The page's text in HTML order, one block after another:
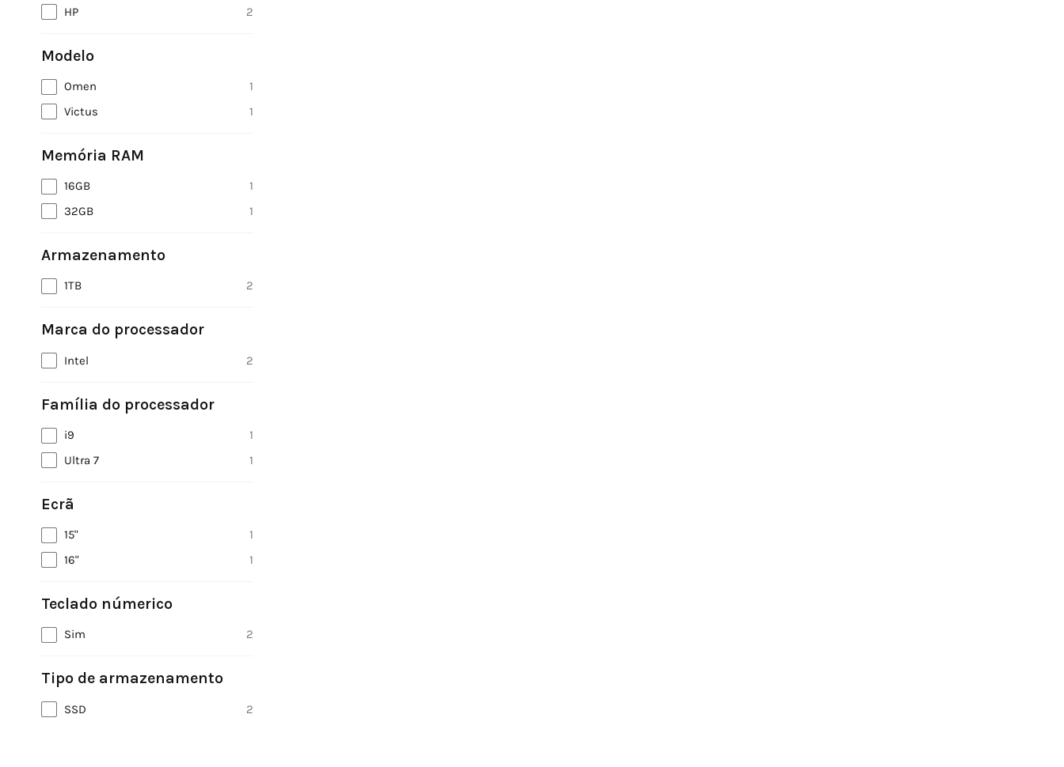
HP 2
Modelo
Omen
1
Victus
1
Memória RAM
16GB
1
32GB
1
Armazenamento
1TB 2
Marca do processador
Intel 2
Família do processador
i9
1
Ultra 7
1
Ecrã
15"
1
16"
1
Teclado númerico
Sim 2
Tipo de armazenamento
SSD 2